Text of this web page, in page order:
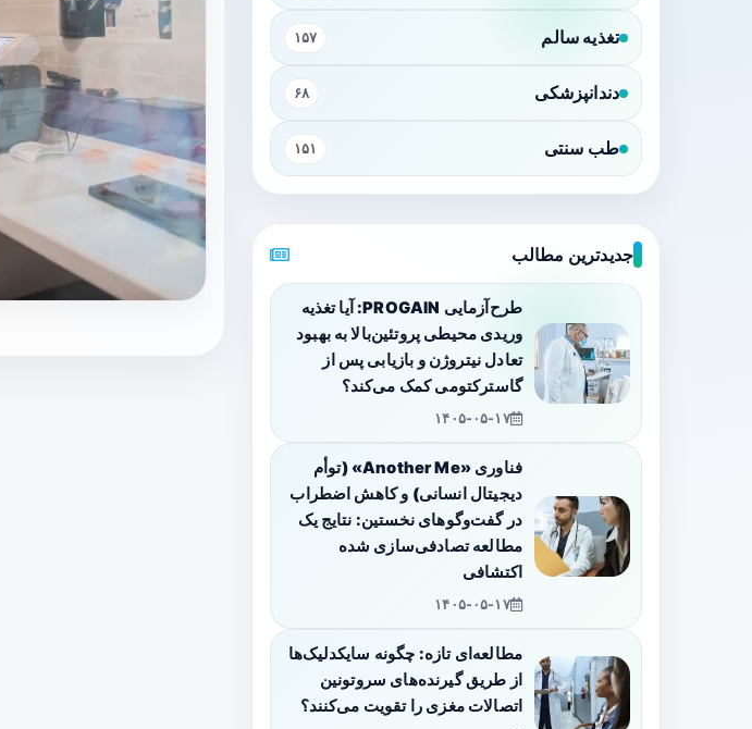
تغذیه سالم ۱۵۷
دندانپزشکی ۶۸
طب سنتی ۱۵۱
جدیدترین مطالب
طرح‌آزمایی PROGAIN: آیا تغذیه
وریدی محیطی پروتئین‌بالا به بهبود
تعادل نیتروژن و بازیابی پس از
گاسترکتومی کمک می‌کند؟
۱۴۰۵-۰۵-۱۷
فناوری «Another Me» (توأم
دیجیتال انسانی) و کاهش اضطراب
در گفت‌وگوهای نخستین: نتایج یک
مطالعه تصادفی‌سازی شده
اکتشافی
۱۴۰۵-۰۵-۱۷
مطالعه‌ای تازه: چگونه سایکدلیک‌ها
از طریق گیرنده‌های سروتونین
اتصالات مغزی را تقویت می‌کنند؟